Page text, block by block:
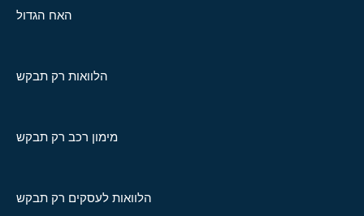
האח הגדול
הלוואות רק תבקש
מימון רכב רק תבקש
הלוואות לעסקים רק תבקש